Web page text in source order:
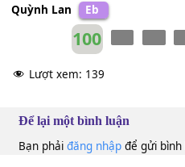
Gió mây cho cuộc
Gió mây của muôn[G]kiếp
Có bao giờ gặp
Quỳnh Lan Eb
100